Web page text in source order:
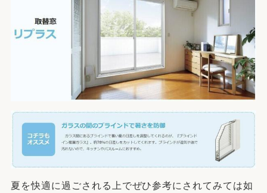
夏を快適に過ごされる上でぜひ参考にされてみては如